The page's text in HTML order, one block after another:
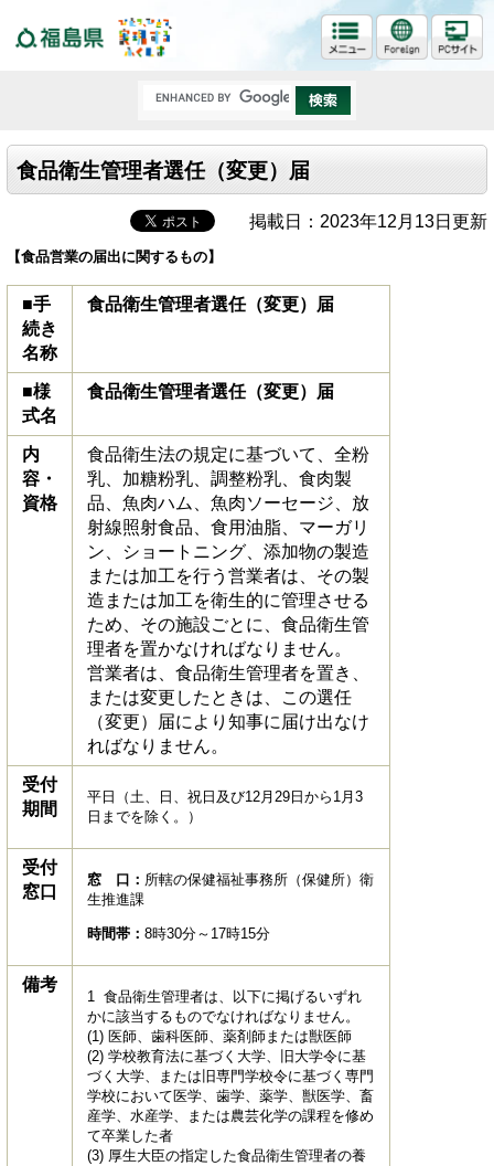
食品衛生管理者選任（変更）届
掲載日：2023年12月13日更新
【食品営業の届出に関するもの】
■手
続き
名称
食品衛生管理者選任（変更）届
■様
式名
食品衛生管理者選任（変更）届
内
容・
資格
食品衛生法の規定に基づいて、全粉
乳、加糖粉乳、調整粉乳、食肉製
品、魚肉ハム、魚肉ソーセージ、放
射線照射食品、食用油脂、マーガリ
ン、ショートニング、添加物の製造
または加工を行う営業者は、その製
造または加工を衛生的に管理させる
ため、その施設ごとに、食品衛生管
理者を置かなければなりません。
営業者は、食品衛生管理者を置き、
または変更したときは、この選任
（変更）届により知事に届け出なけ
ればなりません。
受付
期間
平日（土、日、祝日及び12月29日から1月3
日までを除く。）
受付
窓口
窓 口： 所轄の保健福祉事務所（保健所）衛
生推進課
時間帯： 8時30分～17時15分
備考
1 食品衛生管理者は、以下に掲げるいずれ
かに該当するものでなければなりません。
(1) 医師、歯科医師、薬剤師または獣医師
(2) 学校教育法に基づく大学、旧大学令に基
づく大学、または旧専門学校令に基づく専門
学校において医学、歯学、薬学、獣医学、畜
産学、水産学、または農芸化学の課程を修め
て卒業した者
(3) 厚生大臣の指定した食品衛生管理者の養